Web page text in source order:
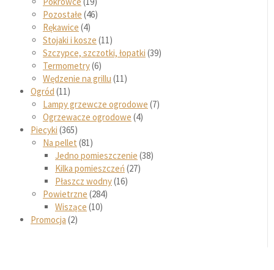
Pozostałe 46
Rękawice 4
Stojaki i kosze 11
Szczypce, szczotki, łopatki 39
Termometry 6
Wędzenie na grillu 11
Ogród 11
Lampy grzewcze ogrodowe 7
Ogrzewacze ogrodowe 4
Piecyki 365
Na pellet 81
Jedno pomieszczenie 38
Kilka pomieszczeń 27
Płaszcz wodny 16
Powietrzne 284
Wiszące 10
Promocja 2